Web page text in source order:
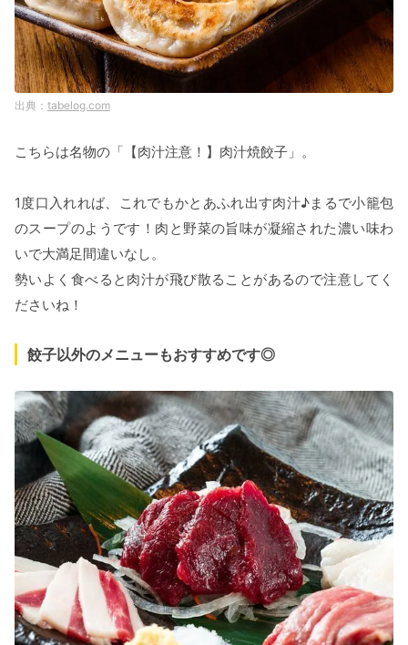
tabelog.com
こちらは名物の「【肉汁注意！】肉汁焼餃子」。
1度口入れれば、これでもかとあふれ出す肉汁♪まるで小籠包
のスープのようです！肉と野菜の旨味が凝縮された濃い味わ
いで大満足間違いなし。
勢いよく食べると肉汁が飛び散ることがあるので注意してく
ださいね！
餃子以外のメニューもおすすめです◎